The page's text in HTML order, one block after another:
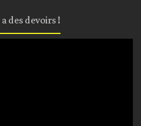
des devoirs !